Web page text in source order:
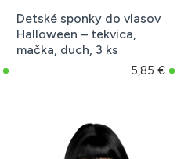
Detské sponky do vlasov
Halloween – tekvica,
mačka, duch, 3 ks
5,85 €